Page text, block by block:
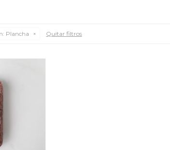
Plancha Quitar filtros